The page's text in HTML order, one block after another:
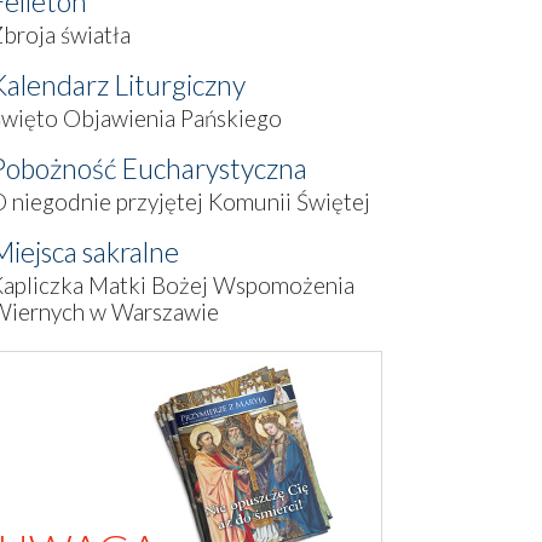
światła
Liturgiczny
Objawienia Pańskiego
Eucharystyczna
niegodnie przyjętej Komunii Świętej
sakralne
Matki Bożej Wspomożenia
w Warszawie